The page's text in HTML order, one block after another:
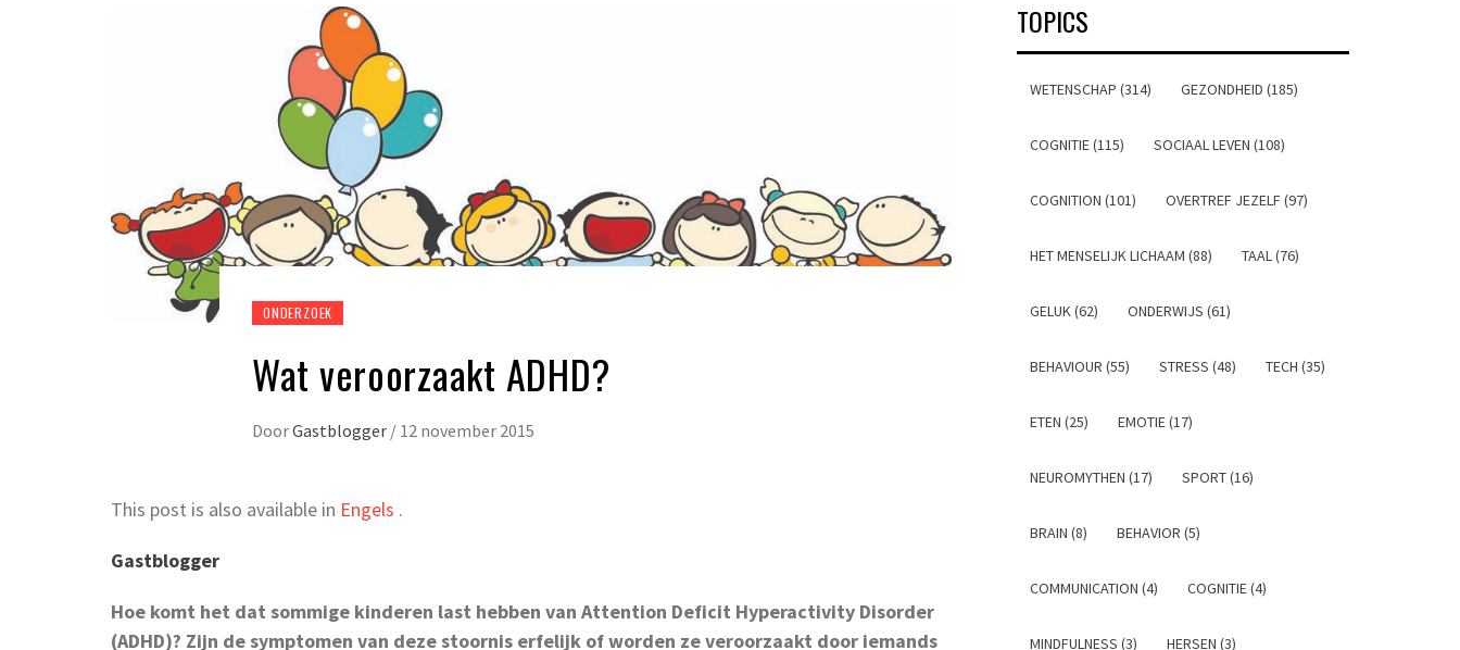
ONDERZOEK
Wat veroorzaakt ADHD?
DoorGastblogger / 12 november 2015
This post is also available in Engels .
Gastblogger
Hoe komt het dat sommige kinderen last hebben van Attention Deficit Hyperactivity Disorder
(ADHD)? Zijn de symptomen van deze stoornis erfelijk of worden ze veroorzaakt door iemands
TOPICS
WETENSCHAP (314) GEZONDHEID (185)
COGNITIE (115) SOCIAAL LEVEN (108)
COGNITION (101) OVERTREF JEZELF (97)
HET MENSELIJK LICHAAM (88) TAAL (76)
GELUK (62) ONDERWIJS (61)
BEHAVIOUR (55) STRESS (48) TECH (35)
ETEN (25) EMOTIE (17)
NEUROMYTHEN (17) SPORT (16)
BRAIN (8) BEHAVIOR (5)
COMMUNICATION (4) COGNITIE (4)
MINDFULNESS (3) HERSEN (3)